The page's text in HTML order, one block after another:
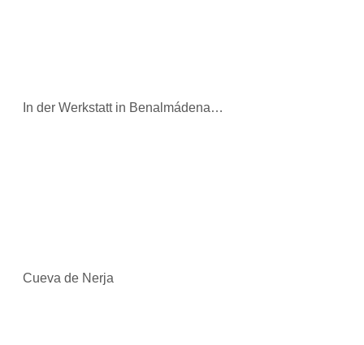
In der Werkstatt in Benalmádena…
Cueva de Nerja